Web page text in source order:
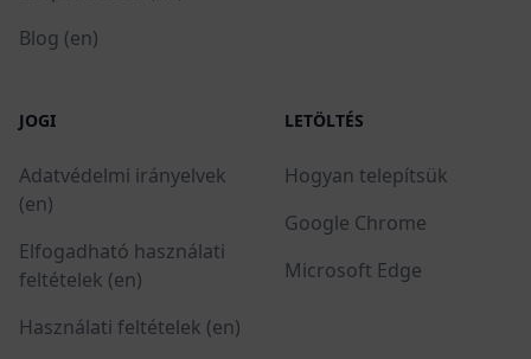
Blog (en)
JOGI
Adatvédelmi irányelvek
(en)
Elfogadható használati
feltételek (en)
Használati feltételek (en)
LETÖLTÉS
Hogyan telepítsük
Google Chrome
Microsoft Edge